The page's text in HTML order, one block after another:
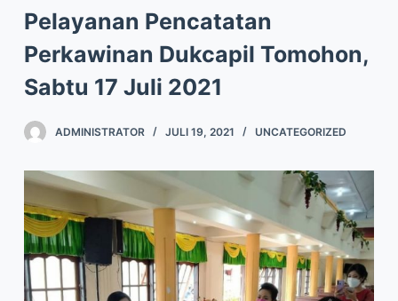
o
o
n
e
Pelayanan Pencatatan
Perkawinan Dukcapil Tomohon,
Sabtu 17 Juli 2021
ADMINISTRATOR JULI 19, 2021 UNCATEGORIZED